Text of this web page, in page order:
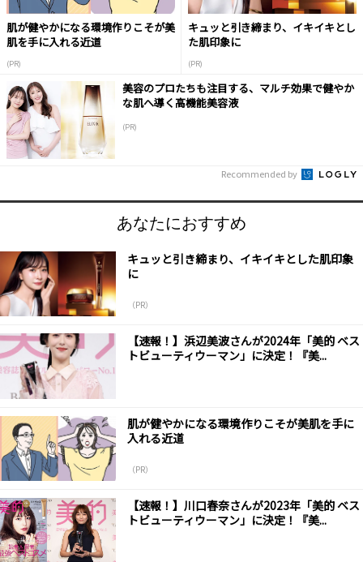
肌が健やかになる環境作りこそが美
肌を手に入れる近道
(PR)
キュッと引き締まり、イキイキとし
た肌印象に
(PR)
美容のプロたちも注目する、マルチ効果で健やか
な肌へ導く高機能美容液
(PR)
Recommended by
あなたにおすすめ
キュッと引き締まり、イキイキとした肌印象
に
（PR）
【速報！】浜辺美波さんが2024年「美的 ベス
トビューティウーマン」に決定！『美...
肌が健やかになる環境作りこそが美肌を手に
入れる近道
（PR）
【速報！】川口春奈さんが2023年「美的 ベス
トビューティウーマン」に決定！『美...